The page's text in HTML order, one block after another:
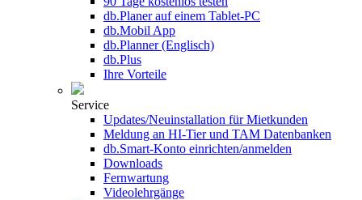
db.Planer auf einem Tablet-PC
db.Mobil App
db.Planner (Englisch)
db.Plus
Ihre Vorteile
Service
Updates/Neuinstallation für Mietkunden
Meldung an HI-Tier und TAM Datenbanken
db.Smart-Konto einrichten/anmelden
Downloads
Fernwartung
Videolehrgänge